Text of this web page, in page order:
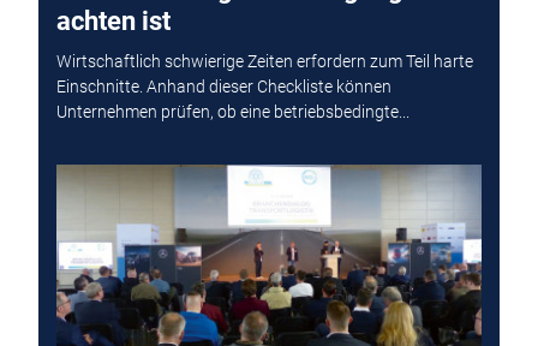
achten ist
Wirtschaftlich schwierige Zeiten erfordern zum Teil harte
Einschnitte. Anhand dieser Checkliste können
Unternehmen prüfen, ob eine betriebsbedingte...